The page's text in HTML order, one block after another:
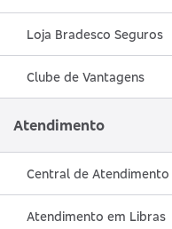
Loja Bradesco Seguros
Clube de Vantagens
Atendimento
Central de Atendimento
Atendimento em Libras